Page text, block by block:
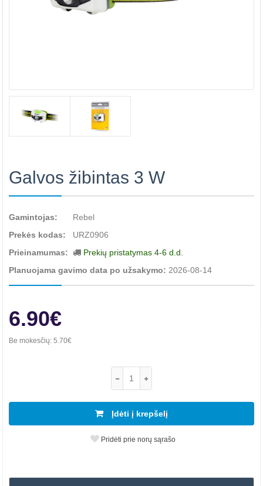
Galvos žibintas 3 W
Gamintojas:
Rebel
Prekės kodas:
URZ0906
Prieinamumas:
Prekių pristatymas 4-6 d.d.
Planuojama gavimo data po užsakymo: 2026-08-14
6.90€
Be mokesčių: 5.70€
Įdėti į krepšelį
Pridėti prie norų sąrašo